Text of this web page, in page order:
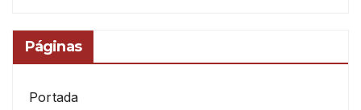
Páginas
Portada